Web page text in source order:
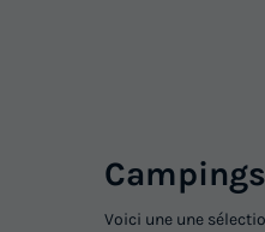
Voici une une